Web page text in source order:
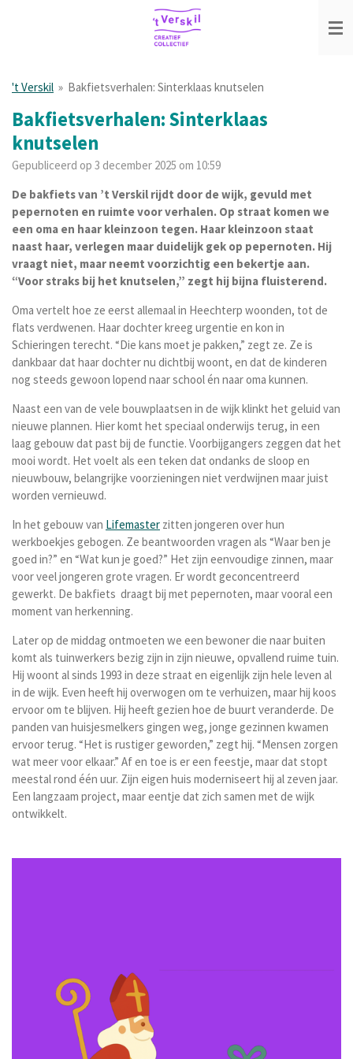
hoofdinhoud
't Verskil » Bakfietsverhalen: Sinterklaas knutselen
Bakfietsverhalen: Sinterklaas
knutselen
Gepubliceerd op 3 december 2025 om 10:59
De bakfiets van ’t Verskil rijdt door de wijk, gevuld met
pepernoten en ruimte voor verhalen. Op straat komen we
een oma en haar kleinzoon tegen. Haar kleinzoon staat
naast haar, verlegen maar duidelijk gek op pepernoten. Hij
vraagt niet, maar neemt voorzichtig een bekertje aan.
“Voor straks bij het knutselen,” zegt hij bijna fluisterend.
Oma vertelt hoe ze eerst allemaal in Heechterp woonden, tot de
flats verdwenen. Haar dochter kreeg urgentie en kon in
Schieringen terecht. “Die kans moet je pakken,” zegt ze. Ze is
dankbaar dat haar dochter nu dichtbij woont, en dat de kinderen
nog steeds gewoon lopend naar school én naar oma kunnen.
Naast een van de vele bouwplaatsen in de wijk klinkt het geluid van
nieuwe plannen. Hier komt het speciaal onderwijs terug, in een
laag gebouw dat past bij de functie. Voorbijgangers zeggen dat het
mooi wordt. Het voelt als een teken dat ondanks de sloop en
nieuwbouw, belangrijke voorzieningen niet verdwijnen maar juist
worden vernieuwd.
In het gebouw van Lifemaster zitten jongeren over hun
werkboekjes gebogen. Ze beantwoorden vragen als “Waar ben je
goed in?” en “Wat kun je goed?” Het zijn eenvoudige zinnen, maar
voor veel jongeren grote vragen. Er wordt geconcentreerd
gewerkt. De bakfiets draagt bij met pepernoten, maar vooral een
moment van herkenning.
Later op de middag ontmoeten we een bewoner die naar buiten
komt als tuinwerkers bezig zijn in zijn nieuwe, opvallend ruime tuin.
Hij woont al sinds 1993 in deze straat en eigenlijk zijn hele leven al
in de wijk. Even heeft hij overwogen om te verhuizen, maar hij koos
ervoor om te blijven. Hij heeft gezien hoe de buurt veranderde. De
panden van huisjesmelkers gingen weg, jonge gezinnen kwamen
ervoor terug. “Het is rustiger geworden,” zegt hij. “Mensen zorgen
wat meer voor elkaar.” Af en toe is er een feestje, maar dat stopt
meestal rond één uur. Zijn eigen huis moderniseert hij al zeven jaar.
Een langzaam project, maar eentje dat zich samen met de wijk
ontwikkelt.